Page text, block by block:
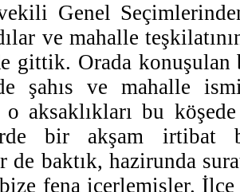
Genel
ve mahalle
gittik. Orada konuşulan
şahıs ve mahalle
o aksaklıkları bu
bir akşam irtibat
baktık, hazirunda
fena içerlemişler. İlçe